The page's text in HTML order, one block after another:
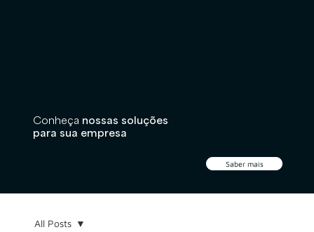
Conheça nossas soluções
para sua empresa
Saber mais
All Posts